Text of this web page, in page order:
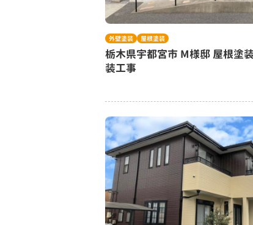
外壁塗装 屋根塗装
栃木県宇都宮市 M様邸 屋根塗
装工事